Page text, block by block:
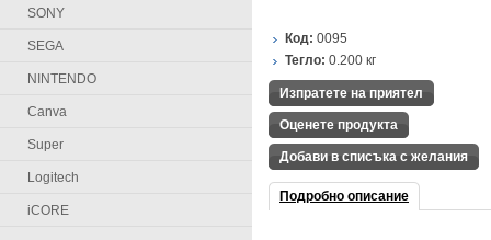
SONY
SEGA
NINTENDO
Canva
Super
Logitech
iCORE
Код: 0095
Тегло: 0.200 кг
Изпратете на приятел
Оценете продукта
Добави в списъка с желания
Подробно описание